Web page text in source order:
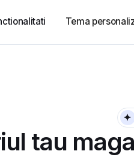
Tema
tau